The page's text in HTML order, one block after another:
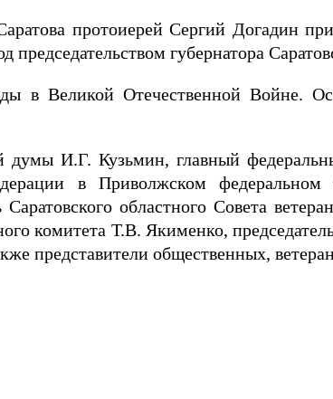
протоиерей Сергий Догадин
губернатора
в Великой Отечественной Войне.
думы И.Г. Кузьмин, главный
в Приволжском
областного Совета
комитета Т.В. Якименко,
представители общественных,